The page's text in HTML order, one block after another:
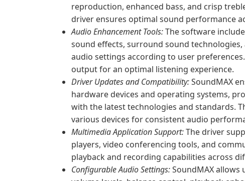
reproduction, enhanced bass, and crisp
driver ensures optimal sound performance
Audio Enhancement Tools:The software
sound effects, surround sound
audio settings according to user
output for an optimal listening experience.
Driver Updates and Compatibility:SoundMAX
hardware devices and operating systems,
with the latest technologies and standards.
various devices for consistent audio
Multimedia Application Support:The driver
players, video conferencing tools, and
playback and recording capabilities across
Configurable Audio Settings:SoundMAX allows